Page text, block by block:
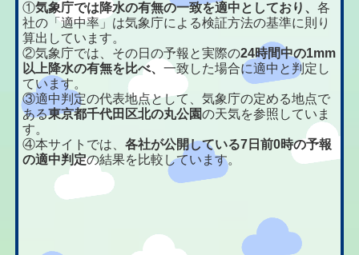
①気象庁では降水の有無の一致を適中としており、各
社の「適中率」は気象庁による検証方法の基準に則り
算出しています。
②気象庁では、その日の予報と実際の24時間中の1mm
以上降水の有無を比べ、一致した場合に適中と判定し
ています。
③適中判定の代表地点として、気象庁の定める地点で
ある東京都千代田区北の丸公園の天気を参照していま
す。
④本サイトでは、各社が公開している7日前0時の予報
の適中判定の結果を比較しています。